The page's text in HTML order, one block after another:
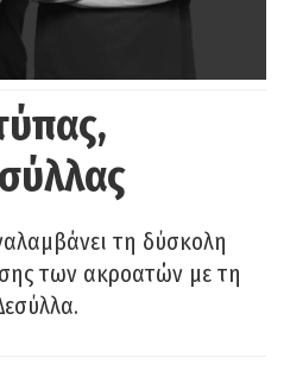
τη δύσκολη
των ακροατών με τη